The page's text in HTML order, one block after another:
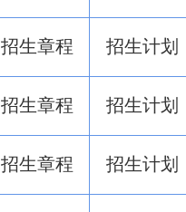
招生章程 招生计划
招生章程 招生计划
招生章程 招生计划